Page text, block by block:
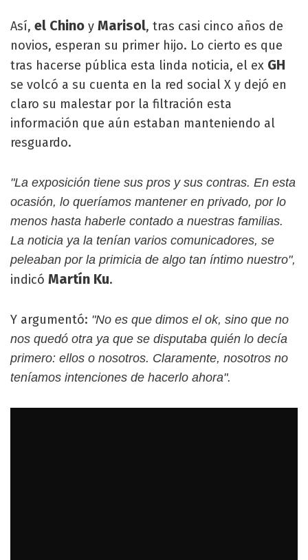
Así, el Chino y Marisol, tras casi cinco años de
novios, esperan su primer hijo. Lo cierto es que
tras hacerse pública esta linda noticia, el ex GH
se volcó a su cuenta en la red social X y dejó en
claro su malestar por la filtración esta
información que aún estaban manteniendo al
resguardo.
"La exposición tiene sus pros y sus contras. En esta
ocasión, lo queríamos mantener en privado, por lo
menos hasta haberle contado a nuestras familias.
La noticia ya la tenían varios comunicadores, se
peleaban por la primicia de algo tan íntimo nuestro",
indicó Martín Ku.
Y argumentó: "No es que dimos el ok, sino que no
nos quedó otra ya que se disputaba quién lo decía
primero: ellos o nosotros. Claramente, nosotros no
teníamos intenciones de hacerlo ahora".